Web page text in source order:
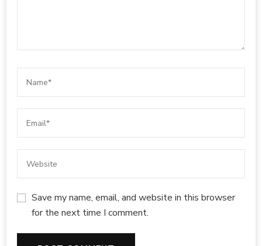
Save my name, email, and website in this browser
for the next time I comment.